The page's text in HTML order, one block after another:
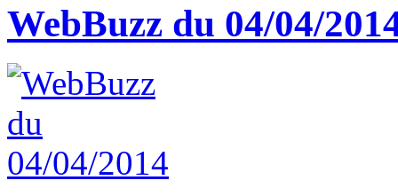
WebBuzz du 04/04/